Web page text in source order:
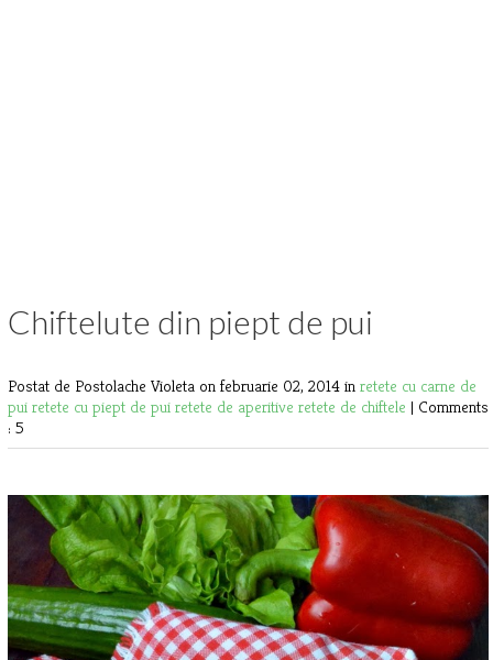
Chiftelute din piept de pui
Postat de Postolache Violeta on februarie 02, 2014 in retete cu carne de
pui retete cu piept de pui retete de aperitive retete de chiftele | Comments
: 5